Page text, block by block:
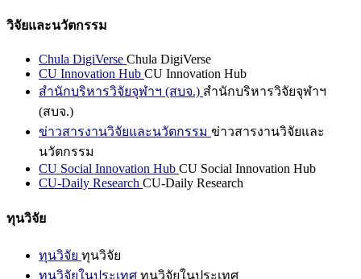
วิจัยและนวัตกรรม
Chula DigiVerse Chula DigiVerse
CU Innovation Hub CU Innovation Hub
สำนักบริหารวิจัยจุฬาฯ (สบจ.) สำนักบริหารวิจัยจุฬาฯ
(สบจ.)
ข่าวสารงานวิจัยและนวัตกรรม ข่าวสารงานวิจัยและ
นวัตกรรม
CU Social Innovation Hub CU Social Innovation Hub
CU-Daily Research CU-Daily Research
ทุนวิจัย
ทุนวิจัย ทุนวิจัย
ทุนวิจัยในประเทศ ทุนวิจัยในประเทศ